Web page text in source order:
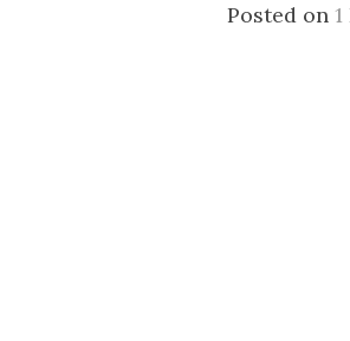
Posted on